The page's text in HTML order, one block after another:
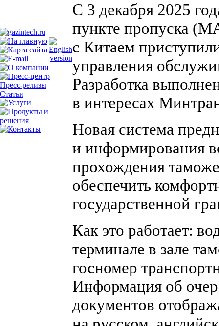
Пресс-релизы
Статьи
С 3 декабря 2025
пункте пропуска
с Китаем
управления
Разработка
в интересах
Новая система
и информирования
прохождения
обеспечить
государственной
Как это работает:
терминале в зале
госномер
Информация об
документов